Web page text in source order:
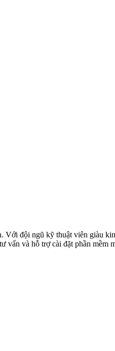
đội ngũ kỹ thuật viên giàu
và hỗ trợ cài đặt phần mềm